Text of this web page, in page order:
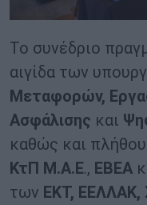
Το συνέδριο
αιγίδα των
Μεταφορών,
Ασφάλισης και
καθώς και
ΚτΠ Μ.Α.Ε., ΕΒΕΑ
των ΕΚΤ, ΕΕΛΛΑΚ,